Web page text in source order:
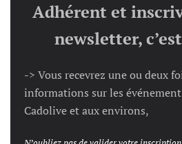
Adhérent et
newsletter,
-> Vous recevrez une ou deux
informations sur les
Cadolive et aux environs,